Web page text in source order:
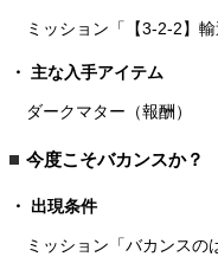
ミッション「【3-2-2】
主な入手アイテム
ダークマター（報酬）
今度こそバカンスか？
出現条件
ミッション「バカンスの